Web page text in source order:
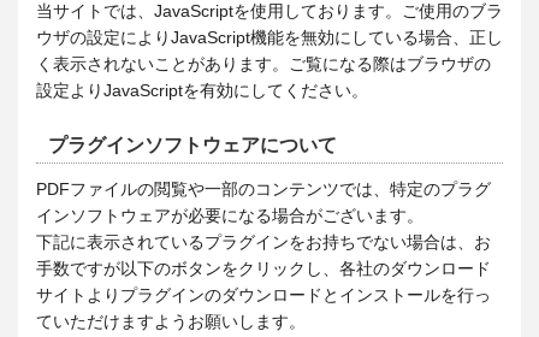
当サイトでは、JavaScriptを使用しております。ご使用のブラ
ウザの設定によりJavaScript機能を無効にしている場合、正し
く表示されないことがあります。ご覧になる際はブラウザの
設定よりJavaScriptを有効にしてください。
プラグインソフトウェアについて
PDFファイルの閲覧や一部のコンテンツでは、特定のプラグ
インソフトウェアが必要になる場合がございます。
下記に表示されているプラグインをお持ちでない場合は、お
手数ですが以下のボタンをクリックし、各社のダウンロード
サイトよりプラグインのダウンロードとインストールを行っ
ていただけますようお願いします。